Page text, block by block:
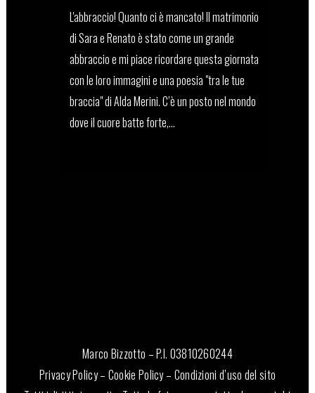
L'abbraccio! Quanto ci è mancato! Il matrimonio
di Sara e Renato è stato come un grande
abbraccio e mi piace ricordare questa giornata
con le loro immagini e una poesia "tra le tue
braccia" di Alda Merini. C’è un posto nel mondo
dove il cuore batte forte,...
Marco Bizzotto – P.I. 03810260244
Privacy Policy– Cookie Policy– Condizioni d’uso del sito